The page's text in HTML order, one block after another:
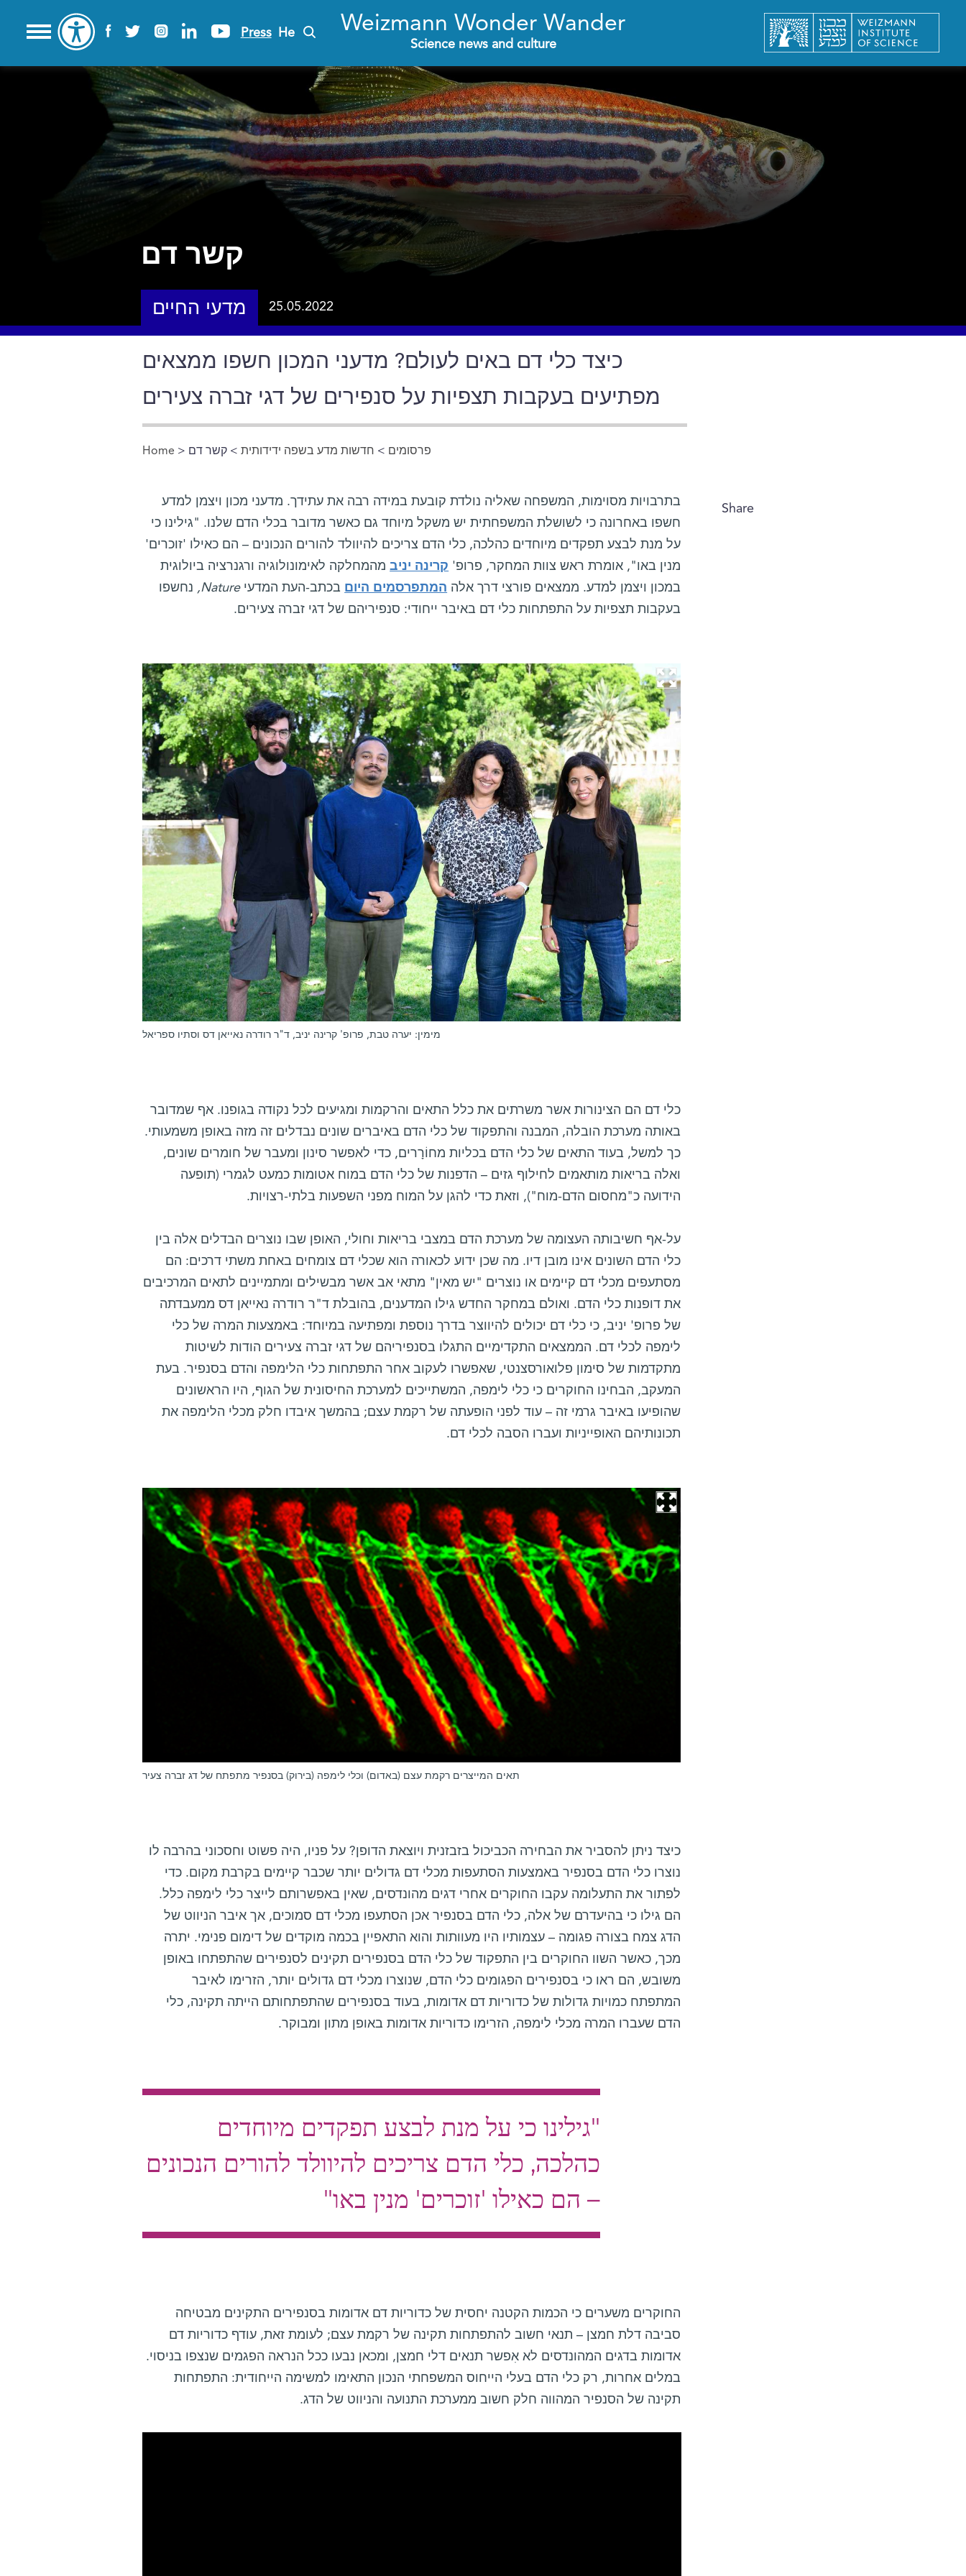
Press He Weizmann Wonder Wander
Science news and culture
קשר דם
מדעי החיים 25.05.2022
כיצד כלי דם באים לעולם? מדעני המכון חשפו ממצאים
מפתיעים בעקבות תצפיות על סנפירים של דגי זברה צעירים
You are here
Home > פרסומים > חדשות מדע בשפה ידידותית> קשר דם
Share
בתרבויות מסוימות, המשפחה שאליה נולדת קובעת במידה רבה את עתידך. מדעני מכון ויצמן למדע
חשפו באחרונה כי לשושלת המשפחתית יש משקל מיוחד גם כאשר מדובר בכלי הדם שלנו. "גילינו כי
על מנת לבצע תפקדים מיוחדים כהלכה, כלי הדם צריכים להיוולד להורים הנכונים – הם כאילו 'זוכרים'
מנין באו", אומרת ראש צוות המחקר, פרופ' קרינה יניבמהמחלקה לאימונולוגיה ורגנרציה ביולוגית
במכון ויצמן למדע. ממצאים פורצי דרך אלה המתפרסמים היום בכתב-העת המדעיNature
, נחשפו
בעקבות תצפיות על התפתחות כלי דם באיבר ייחודי: סנפיריהם של דגי זברה צעירים.
מימין: יערה טבת, פרופ' קרינה יניב, ד"ר רודרה נאייאן דס וסתיו ספריאל
כלי דם הם הצינורות אשר משרתים את כלל התאים והרקמות ומגיעים לכל נקודה בגופנו. אף שמדובר
באותה מערכת הובלה, המבנה והתפקוד של כלי הדם באיברים שונים נבדלים זה מזה באופן משמעותי.
כך למשל, בעוד התאים של כלי הדם בכליות מחוֹרָרים, כדי לאפשר סינון ומעבר של חומרים שונים,
ואלה בריאות מותאמים לחילוף גזים – הדפנות של כלי הדם במוח אטומות כמעט לגמרי (תופעה
הידועה כ"מחסום הדם-מוח"), וזאת כדי להגן על המוח מפני השפעות בלתי-רצויות.
על-אף חשיבותה העצומה של מערכת הדם במצבי בריאות וחולי, האופן שבו נוצרים הבדלים אלה בין
כלי הדם השונים אינו מובן דיו. מה שכן ידוע לכאורה הוא שכלי דם צומחים באחת משתי דרכים: הם
מסתעפים מכלי דם קיימים או נוצרים "יש מאין" מתאי אב אשר מבשילים ומתמיינים לתאים המרכיבים
את דופנות כלי הדם. ואולם במחקר החדש גילו המדענים, בהובלת ד"ר רודרה נאייאן דס ממעבדתה
של פרופ' יניב, כי כלי דם יכולים להיווצר בדרך נוספת ומפתיעה במיוחד: באמצעות המרה של כלי
לימפה לכלי דם. הממצאים התקדימיים התגלו בסנפיריהם של דגי זברה צעירים הודות לשיטות
מתקדמות של סימון פלואורסצנטי, שאפשרו לעקוב אחר התפתחות כלי הלימפה והדם בסנפיר. בעת
המעקב, הבחינו החוקרים כי כלי לימפה, המשתייכים למערכת החיסונית של הגוף, היו הראשונים
שהופיעו באיבר גרמי זה – עוד לפני הופעתה של רקמת עצם; בהמשך איבדו חלק מכלי הלימפה את
תכונותיהם האופייניות ועברו הסבה לכלי דם.
תאים המייצרים רקמת עצם (באדום) וכלי לימפה (בירוק) בסנפיר מתפתח של דג זברה צעיר
כיצד ניתן להסביר את הבחירה הכביכול בזבזנית ויוצאת הדופן? על פניו, היה פשוט וחסכוני בהרבה לו
נוצרו כלי הדם בסנפיר באמצעות הסתעפות מכלי דם גדולים יותר שכבר קיימים בקרבת מקום. כדי
לפתור את התעלומה עקבו החוקרים אחרי דגים מהונדסים, שאין באפשרותם לייצר כלי לימפה כלל.
הם גילו כי בהיעדרם של אלה, כלי הדם בסנפיר אכן הסתעפו מכלי דם סמוכים, אך איבר הניווט של
הדג צמח בצורה פגומה – עצמותיו היו מעוותות והוא התאפיין בכמה מוקדים של דימום פנימי. יתרה
מכך, כאשר השוו החוקרים בין התפקוד של כלי הדם בסנפירים תקינים לסנפירים שהתפתחו באופן
משובש, הם ראו כי בסנפירים הפגומים כלי הדם, שנוצרו מכלי דם גדולים יותר, הזרימו לאיבר
המתפתח כמויות גדולות של כדוריות דם אדומות, בעוד בסנפירים שהתפתחותם הייתה תקינה, כלי
הדם שעברו המרה מכלי לימפה, הזרימו כדוריות אדומות באופן מתון ומבוקר.
"גילינו כי על מנת לבצע תפקדים מיוחדים
כהלכה, כלי הדם צריכים להיוולד להורים הנכונים
– הם כאילו 'זוכרים' מנין באו"
החוקרים משערים כי הכמות הקטנה יחסית של כדוריות דם אדומות בסנפירים התקינים מבטיחה
סביבה דלת חמצן – תנאי חשוב להתפתחות תקינה של רקמת עצם; לעומת זאת, עודף כדוריות דם
אדומות בדגים המהונדסים לא אִפשר תנאים דלי חמצן, ומכאן נבעו ככל הנראה הפגמים שנצפו בניסוי.
במלים אחרות, רק כלי הדם בעלי הייחוס המשפחתי הנכון התאימו למשימה הייחודית: התפתחות
תקינה של הסנפיר המהווה חלק חשוב ממערכת התנועה והניווט של הדג.